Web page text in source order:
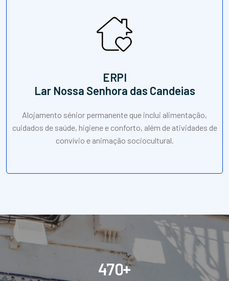
ERPI
Lar Nossa Senhora das Candeias
Alojamento sénior permanente que inclui alimentação,
cuidados de saúde, higiene e conforto, além de atividades de
convívio e animação sociocultural.
470+